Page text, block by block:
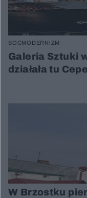
SOCMODERNIZM
Galeria Sztuki
działała tu
W Brzostku